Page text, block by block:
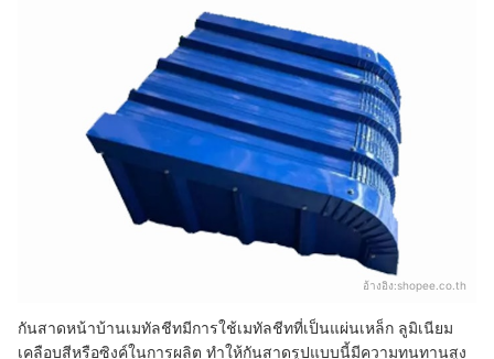
อ้างอิง:shopee.co.th
กันสาดหน้าบ้านเมทัลชีทมีการใช้เมทัลชีทที่เป็นแผ่นเหล็ก ลูมิเนียม
เคลือบสีหรือซิงค์ในการผลิต ทำให้กันสาดรูปแบบนี้มีความทนทานสูง